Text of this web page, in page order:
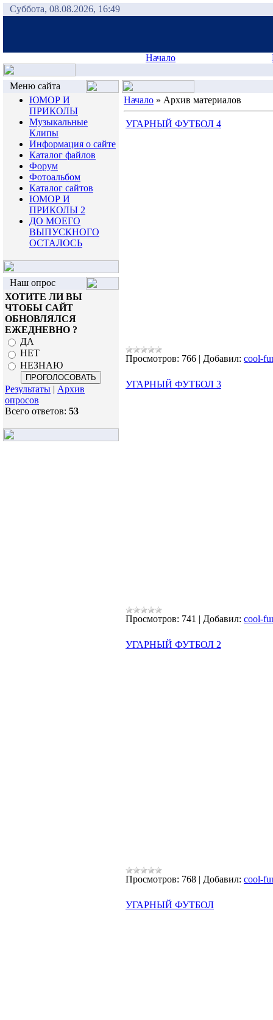
Суббота, 08.08.2026, 16:49
Начало
Меню сайта
ЮМОР И
ПРИКОЛЫ
Музыкальные
Клипы
Информация о сайте
Каталог файлов
Форум
Фотоальбом
Каталог сайтов
ЮМОР И
ПРИКОЛЫ 2
ДО МОЕГО
ВЫПУСКНОГО
ОСТАЛОСЬ
Наш опрос
ХОТИТЕ ЛИ ВЫ
ЧТОБЫ САЙТ
ОБНОВЛЯЛСЯ
ЕЖЕДНЕВНО ?
ДА
НЕТ
НЕЗНАЮ
Результаты | Архив
опросов
Всего ответов: 53
Начало » Архив материалов
УГАРНЫЙ ФУТБОЛ 4
Просмотров: 766 | Добавил: cool-
УГАРНЫЙ ФУТБОЛ 3
Просмотров: 741 | Добавил: cool-
УГАРНЫЙ ФУТБОЛ 2
Просмотров: 768 | Добавил: cool-
УГАРНЫЙ ФУТБОЛ